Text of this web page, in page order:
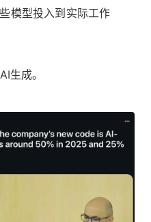
模型投入到实际工作
生成。